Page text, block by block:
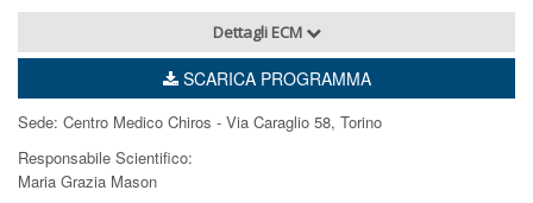
Dettagli ECM
SCARICA PROGRAMMA
Sede: Centro Medico Chiros - Via Caraglio 58, Torino
Responsabile Scientifico:
Maria Grazia Mason